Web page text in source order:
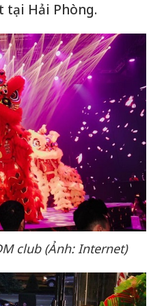
tại Hải Phòng.
club (Ảnh: Internet)